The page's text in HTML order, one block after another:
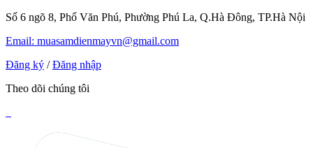
Số 6 ngõ 8, Phố Văn Phú, Phường Phú La, Q.Hà Đông, TP.Hà Nội
Email: muasamdienmayvn@gmail.com
Đăng ký / Đăng nhập
Theo dõi chúng tôi